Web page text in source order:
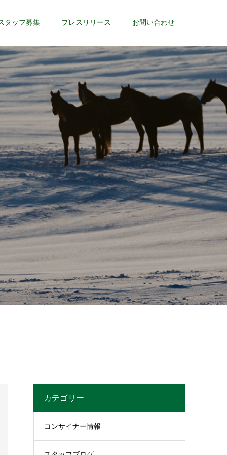
タッフ募集 プレスリリース お問い合わせ
カテゴリー
コンサイナー情報